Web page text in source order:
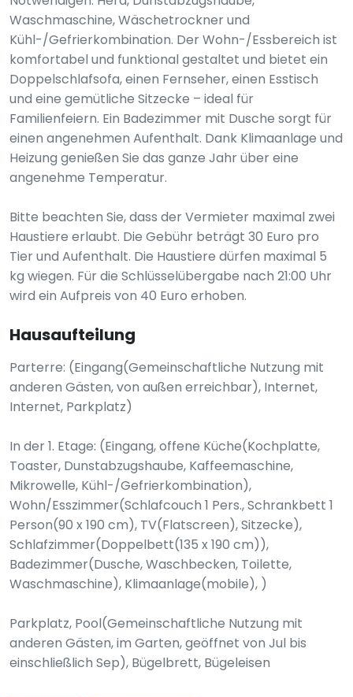
Waschmaschine, Wäschetrockner und
Kühl-/Gefrierkombination. Der Wohn-/Essbereich ist
komfortabel und funktional gestaltet und bietet ein
Doppelschlafsofa, einen Fernseher, einen Esstisch
und eine gemütliche Sitzecke – ideal für
Familienfeiern. Ein Badezimmer mit Dusche sorgt für
einen angenehmen Aufenthalt. Dank Klimaanlage und
Heizung genießen Sie das ganze Jahr über eine
angenehme Temperatur.
Bitte beachten Sie, dass der Vermieter maximal zwei
Haustiere erlaubt. Die Gebühr beträgt 30 Euro pro
Tier und Aufenthalt. Die Haustiere dürfen maximal 5
kg wiegen. Für die Schlüsselübergabe nach 21:00 Uhr
wird ein Aufpreis von 40 Euro erhoben.
Hausaufteilung
Parterre: (Eingang(Gemeinschaftliche Nutzung mit
anderen Gästen, von außen erreichbar), Internet,
Internet, Parkplatz)
In der 1. Etage: (Eingang, offene Küche(Kochplatte,
Toaster, Dunstabzugshaube, Kaffeemaschine,
Mikrowelle, Kühl-/Gefrierkombination),
Wohn/Esszimmer(Schlafcouch 1 Pers., Schrankbett 1
Person(90 x 190 cm), TV(Flatscreen), Sitzecke),
Schlafzimmer(Doppelbett(135 x 190 cm)),
Badezimmer(Dusche, Waschbecken, Toilette,
Waschmaschine), Klimaanlage(mobile), )
Parkplatz, Pool(Gemeinschaftliche Nutzung mit
anderen Gästen, im Garten, geöffnet von Jul bis
einschließlich Sep), Bügelbrett, Bügeleisen